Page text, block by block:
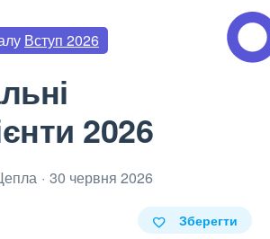
Вступ 2026
2026
30 червня 2026
Зберегти